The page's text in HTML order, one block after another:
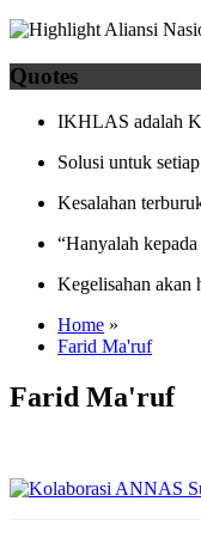
Quotes
IKHLAS adalah
Solusi untuk
Kesalahan
“Hanyalah
Kegelisahan akan
Home »
Farid Ma'ruf
Farid Ma'ruf